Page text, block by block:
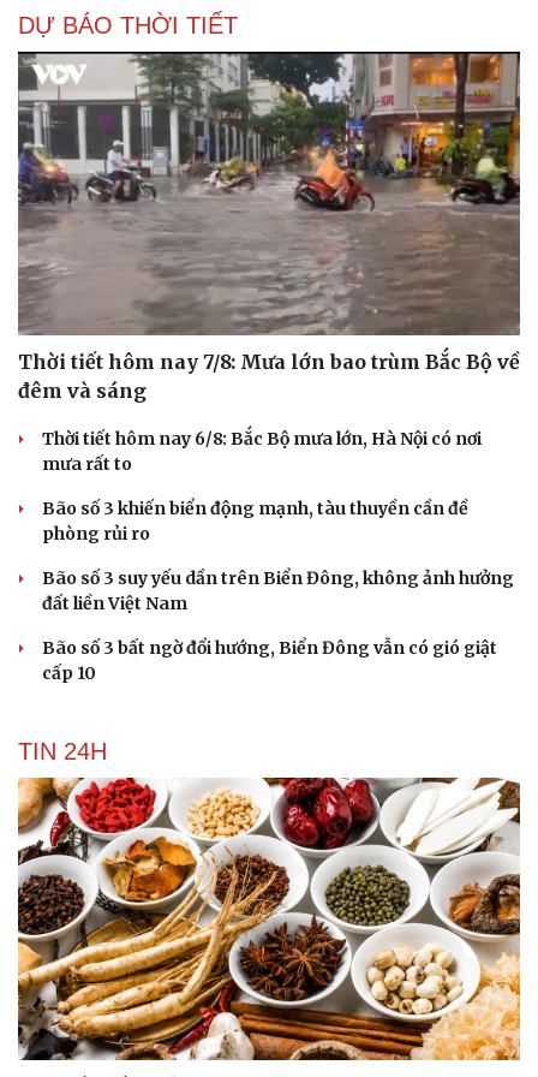
DỰ BÁO THỜI TIẾT
Thời tiết hôm nay 7/8: Mưa lớn bao trùm Bắc Bộ về
đêm và sáng
Thời tiết hôm nay 6/8: Bắc Bộ mưa lớn, Hà Nội có nơi
mưa rất to
Bão số 3 khiến biển động mạnh, tàu thuyền cần đề
phòng rủi ro
Bão số 3 suy yếu dần trên Biển Đông, không ảnh hưởng
đất liền Việt Nam
Bão số 3 bất ngờ đổi hướng, Biển Đông vẫn có gió giật
cấp 10
TIN 24H